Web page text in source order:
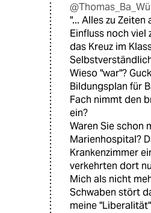
"... Alles zu
Einfluss noch viel
das Kreuz im
Wieso "war"?
Bildungsplan für
Fach nimmt den
ein?
Waren Sie schon
Marienhospital?
Krankenzimmer
verkehrten dort
Mich als nicht
Schwaben stört
meine